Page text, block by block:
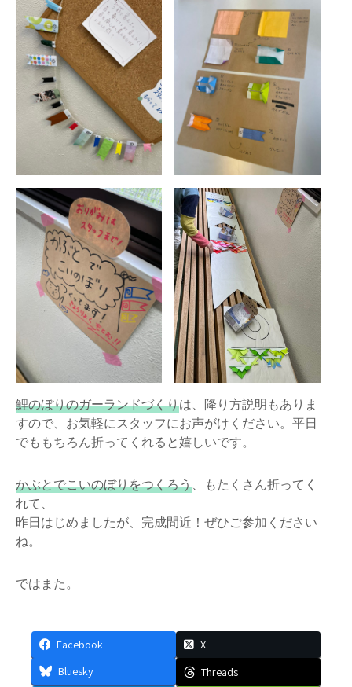
鯉のぼりのガーランドづくりは、降り方説明もありま
すので、お気軽にスタッフにお声がけください。平日
でももちろん折ってくれると嬉しいです。
かぶとでこいのぼりをつくろう、もたくさん折ってく
れて、
昨日はじめましたが、完成間近！ぜひご参加ください
ね。
ではまた。
Facebook
X
Bluesky
Threads